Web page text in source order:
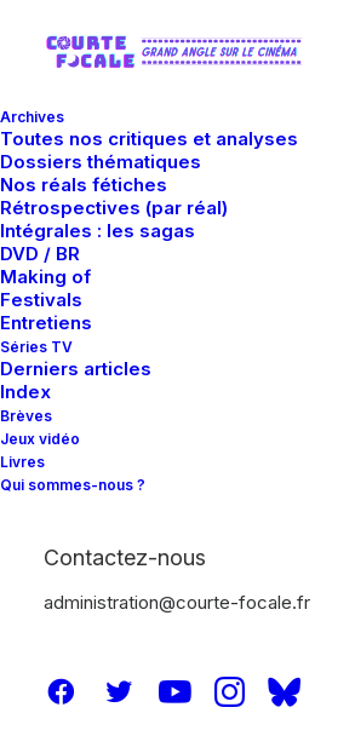
Archives
Toutes nos critiques et analyses
Dossiers thématiques
Nos réals fétiches
Rétrospectives (par réal)
Intégrales : les sagas
DVD / BR
Making of
Festivals
Entretiens
Séries TV
Derniers articles
Index
Brèves
Jeux vidéo
Livres
Qui sommes-nous ?
Contactez-nous
administration@courte-focale.fr